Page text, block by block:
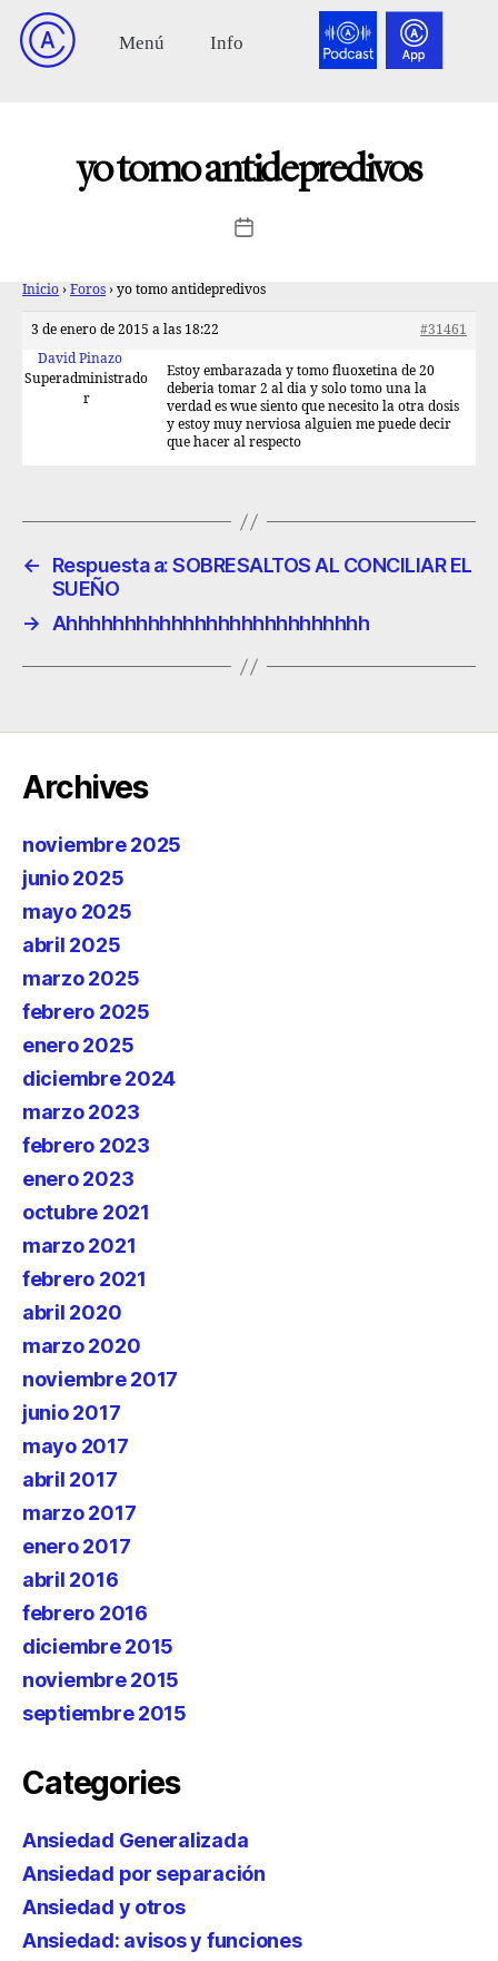
yo tomo antidepredivos
Inicio › Foros › yo tomo antidepredivos
3 de enero de 2015 a las 18:22
#31461
David Pinazo
Superadministrado
r
Estoy embarazada y tomo fluoxetina de 20
deberia tomar 2 al dia y solo tomo una la
verdad es wue siento que necesito la otra dosis
y estoy muy nerviosa alguien me puede decir
que hacer al respecto
←
Respuesta a: SOBRESALTOS AL CONCILIAR EL
SUEÑO
→
Ahhhhhhhhhhhhhhhhhhhhhhhhhh
Archives
noviembre 2025
junio 2025
mayo 2025
abril 2025
marzo 2025
febrero 2025
enero 2025
diciembre 2024
marzo 2023
febrero 2023
enero 2023
octubre 2021
marzo 2021
febrero 2021
abril 2020
marzo 2020
noviembre 2017
junio 2017
mayo 2017
abril 2017
marzo 2017
enero 2017
abril 2016
febrero 2016
diciembre 2015
noviembre 2015
septiembre 2015
Categories
Ansiedad Generalizada
Ansiedad por separación
Ansiedad y otros
Ansiedad: avisos y funciones